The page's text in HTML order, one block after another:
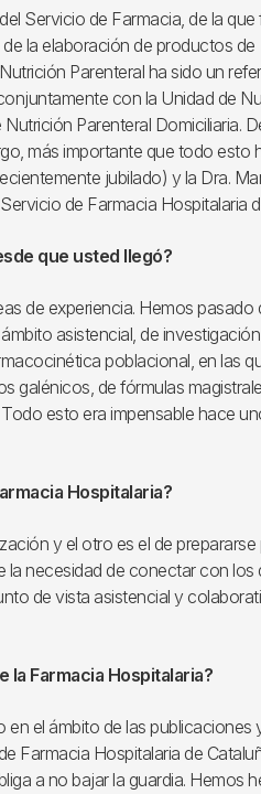
Servicio de Farmacia, de la que
la elaboración de productos de
Parenteral ha sido un
con la Unidad de
Parenteral Domiciliaria.
más importante que todo esto
jubilado) y la Dra.
de Farmacia Hospitalaria
que usted llegó?
de experiencia. Hemos pasado
asistencial, de
poblacional, en las
galénicos, de fórmulas
esto era impensable hace
Hospitalaria?
y el otro es el de prepararse
necesidad de conectar con los
de vista asistencial y
la Farmacia Hospitalaria?
el ámbito de las publicaciones
Farmacia Hospitalaria de
a no bajar la guardia. Hemos